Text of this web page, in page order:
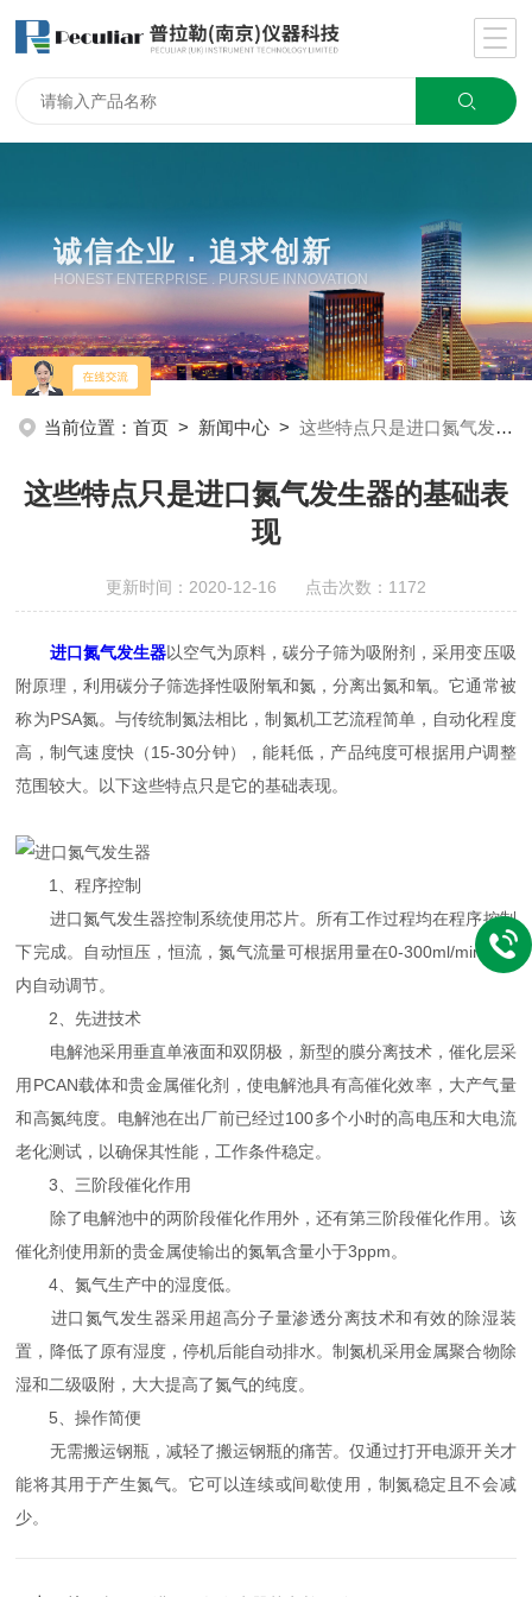
诚信企业 . 追求创新
HONEST ENTERPRISE . PURSUE INNOVATION
当前位置：首页 > 新闻中心 >这些特点只是进口氮气发生器的基础表现
这些特点只是进口氮气发生器的基础表
现
更新时间：2020-12-16 点击次数：1172
进口氮气发生器以空气为原料，碳分子筛为吸附剂，采用变压吸
附原理，利用碳分子筛选择性吸附氧和氮，分离出氮和氧。它通常被
称为PSA氮。与传统制氮法相比，制氮机工艺流程简单，自动化程度
高，制气速度快（15-30分钟），能耗低，产品纯度可根据用户调整
范围较大。以下这些特点只是它的基础表现。
1、程序控制
进口氮气发生器控制系统使用芯片。所有工作过程均在程序控制
下完成。自动恒压，恒流，氮气流量可根据用量在0-300ml/min范围
内自动调节。
2、先进技术
电解池采用垂直单液面和双阴极，新型的膜分离技术，催化层采
用PCAN载体和贵金属催化剂，使电解池具有高催化效率，大产气量
和高氮纯度。电解池在出厂前已经过100多个小时的高电压和大电流
老化测试，以确保其性能，工作条件稳定。
3、三阶段催化作用
除了电解池中的两阶段催化作用外，还有第三阶段催化作用。该
催化剂使用新的贵金属使输出的氮氧含量小于3ppm。
4、氮气生产中的湿度低。
进口氮气发生器采用超高分子量渗透分离技术和有效的除湿装
置，降低了原有湿度，停机后能自动排水。制氮机采用金属聚合物除
湿和二级吸附，大大提高了氮气的纯度。
5、操作简便
无需搬运钢瓶，减轻了搬运钢瓶的痛苦。仅通过打开电源开关才
能将其用于产生氮气。它可以连续或间歇使用，制氮稳定且不会减
少。